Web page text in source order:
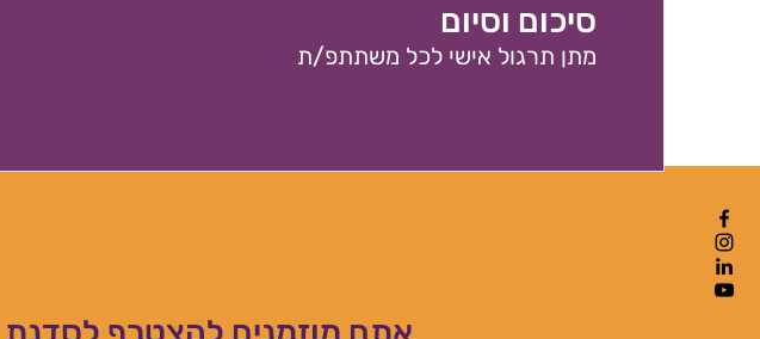
סיכום וסיום
מתן תרגול אישי לכל משתתפ/ת